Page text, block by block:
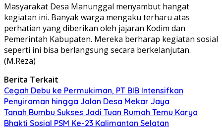
Masyarakat Desa Manunggal menyambut hangat
kegiatan ini. Banyak warga mengaku terharu atas
perhatian yang diberikan oleh jajaran Kodim dan
Pemerintah Kabupaten. Mereka berharap kegiatan sosial
seperti ini bisa berlangsung secara berkelanjutan.
(M.Reza)
Berita Terkait
Cegah Debu ke Permukiman, PT BIB Intensifkan
Penyiraman hingga Jalan Desa Mekar Jaya
Tanah Bumbu Sukses Jadi Tuan Rumah Temu Karya
Bhakti Sosial PSM Ke-23 Kalimantan Selatan